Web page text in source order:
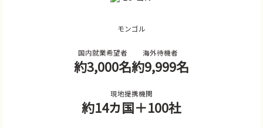
モンゴル
国内就業希望者
約3,000名
海外待機者
約9,999名
現地提携機関
約14カ国＋100社